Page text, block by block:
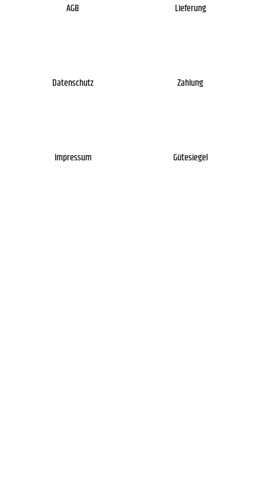
AGB
Datenschutz
Impressum
Lieferung
Zahlung
Gütesiegel